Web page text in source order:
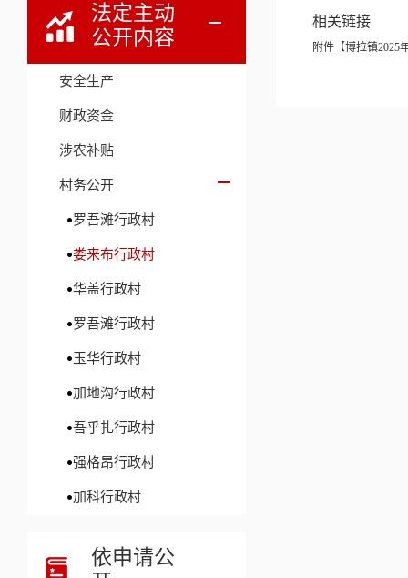
法定主动
公开内容
安全生产
财政资金
涉农补贴
村务公开
罗吾滩行政村
娄来布行政村
华盖行政村
罗吾滩行政村
玉华行政村
加地沟行政村
吾乎扎行政村
强格昂行政村
加科行政村
依申请公
相关链接
附件【博拉镇2025